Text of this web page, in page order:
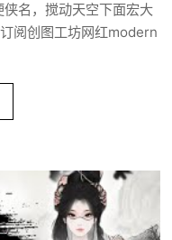
名，搅动天空下面宏大
阅创图工坊网红modern